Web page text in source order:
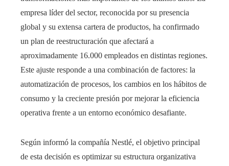
empresa líder del sector, reconocida por su presencia
global y su extensa cartera de productos, ha confirmado
un plan de reestructuración que afectará a
aproximadamente 16.000 empleados en distintas regiones.
Este ajuste responde a una combinación de factores: la
automatización de procesos, los cambios en los hábitos de
consumo y la creciente presión por mejorar la eficiencia
operativa frente a un entorno económico desafiante.
Según informó la compañía Nestlé, el objetivo principal
de esta decisión es optimizar su estructura organizativa